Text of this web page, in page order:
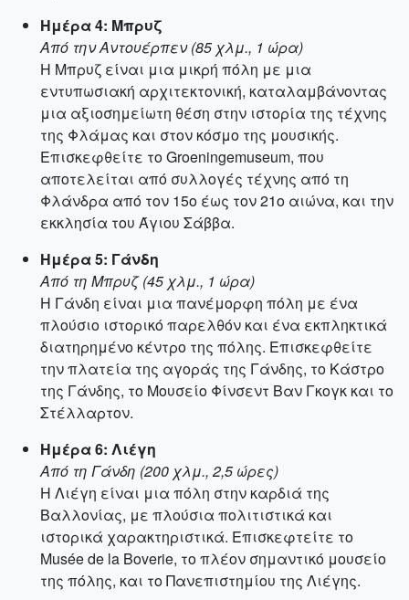
Ημέρα 4: Μπρυζ
Από την Αντουέρπεν (85 χλμ., 1 ώρα)
Η Μπρυζ είναι μια μικρή πόλη με μια
εντυπωσιακή αρχιτεκτονική, καταλαμβάνοντας
μια αξιοσημείωτη θέση στην ιστορία της τέχνης
της Φλάμας και στον κόσμο της μουσικής.
Επισκεφθείτε το Groeningemuseum, που
αποτελείται από συλλογές τέχνης από τη
Φλάνδρα από τον 15ο έως τον 21ο αιώνα, και την
εκκλησία του Άγιου Σάββα.
Ημέρα 5: Γάνδη
Από τη Μπρυζ (45 χλμ., 1 ώρα)
Η Γάνδη είναι μια πανέμορφη πόλη με ένα
πλούσιο ιστορικό παρελθόν και ένα εκπληκτικά
διατηρημένο κέντρο της πόλης. Επισκεφθείτε
την πλατεία της αγοράς της Γάνδης, το Κάστρο
της Γάνδης, το Μουσείο Φίνσεντ Βαν Γκογκ και το
Στέλλαρτον.
Ημέρα 6: Λιέγη
Από τη Γάνδη (200 χλμ., 2,5 ώρες)
Η Λιέγη είναι μια πόλη στην καρδιά της
Βαλλονίας, με πλούσια πολιτιστικά και
ιστορικά χαρακτηριστικά. Επισκεφτείτε το
Musée de la Boverie, το πλέον σημαντικό μουσείο
της πόλης, και το Πανεπιστημίου της Λιέγης.